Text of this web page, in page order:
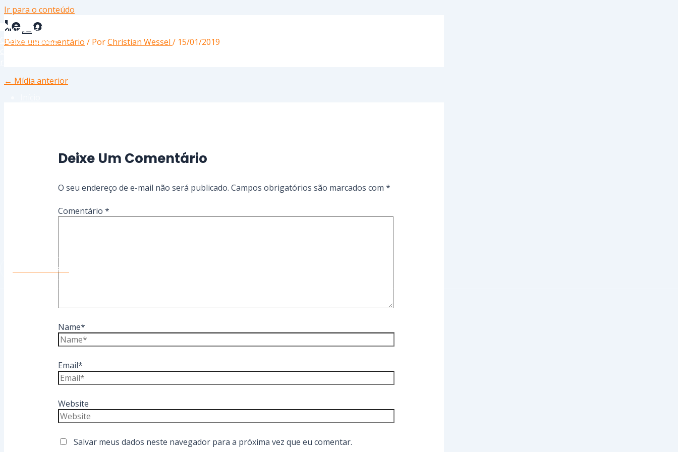
Ir para o conteúdo
Conte Conosco
Le_o
Deixe um comentário / PorChristian Wessel / 15/01/2019
← Mídia anterior
Deixe Um Comentário
O seu endereço de e-mail não será publicado. Campos obrigatórios são marcados com *
Comentário *
Name*
Email*
Website
Salvar meus dados neste navegador para a próxima vez que eu comentar.